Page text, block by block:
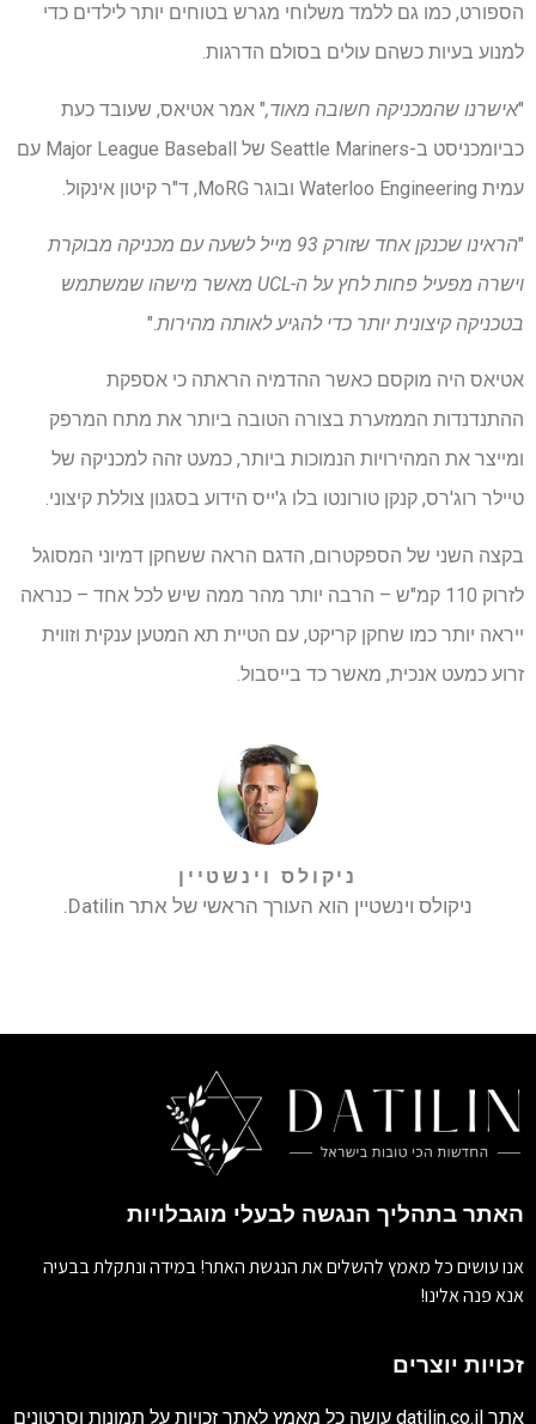
הספורט, כמו גם ללמד משלוחי מגרש בטוחים יותר לילדים כדי
למנוע בעיות כשהם עולים בסולם הדרגות.
"אישרנו שהמכניקה חשובה מאוד," אמר אטיאס, שעובד כעת
כביומכניסט ב-Seattle Mariners של Major League Baseball עם
עמית Waterloo Engineering ובוגר MoRG, ד"ר קיטון אינקול.
"
הראינו שכנקן אחד שזורק 93 מייל לשעה עם מכניקה מבוקרת
וישרה מפעיל פחות לחץ על ה-UCL מאשר מישהו שמשתמש
בטכניקה קיצונית יותר כדי להגיע לאותה מהירות."
אטיאס היה מוקסם כאשר ההדמיה הראתה כי אספקת
ההתנדנדות הממזערת בצורה הטובה ביותר את מתח המרפק
ומייצר את המהירויות הנמוכות ביותר, כמעט זהה למכניקה של
טיילר רוג'רס, קנקן טורונטו בלו ג'ייס הידוע בסגנון צוללת קיצוני.
בקצה השני של הספקטרום, הדגם הראה ששחקן דמיוני המסוגל
לזרוק 110 קמ"ש – הרבה יותר מהר ממה שיש לכל אחד – כנראה
ייראה יותר כמו שחקן קריקט, עם הטיית תא המטען ענקית וזווית
זרוע כמעט אנכית, מאשר כד בייסבול.
ניקולס וינשטיין
ניקולס וינשטיין הוא העורך הראשי של אתר Datilin.
האתר בתהליך הנגשה לבעלי מוגבלויות
אנו עושים כל מאמץ להשלים את הנגשת האתר! במידה ונתקלת בבעיה
אנא פנה אלינו!
זכויות יוצרים
אתר datilin.co.il עושה כל מאמץ לאתר זכויות על תמונות וסרטונים